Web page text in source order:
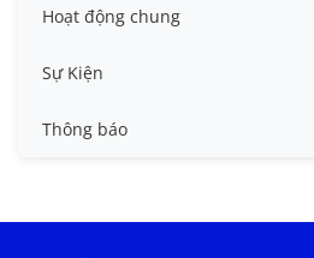
Hoạt động chung
Tin công tác sinh viên
Tin đào tạo
Tin tức chung
Sự Kiện
Thông báo